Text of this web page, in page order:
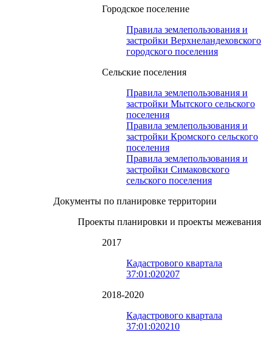
Городское поселение
Правила землепользования и
застройки Верхнеландеховского
городского поселения
Сельские поселения
Правила землепользования и
застройки Мытского сельского
поселения
Правила землепользования и
застройки Кромского сельского
поселения
Правила землепользования и
застройки Симаковского
сельского поселения
Документы по планировке территории
Проекты планировки и проекты межевания
2017
Кадастрового квартала
37:01:020207
2018-2020
Кадастрового квартала
37:01:020210